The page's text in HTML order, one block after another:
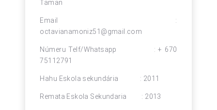
Taman
Email :
octavianamoniz51@gmail.com
Númeru Telf/Whatsapp : + 670
75112791
Hahu Eskola sekundária : 2011
Remata Eskola Sekundaria : 2013